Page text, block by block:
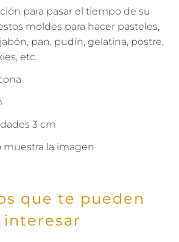
para pasar el tiempo de su
moldes para hacer pasteles,
pan, pudín, gelatina, postre,
etc.
3 cm
muestra la imagen
que te pueden
interesar